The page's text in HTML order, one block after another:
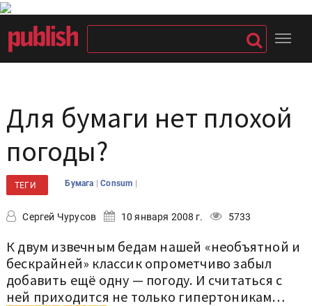
Для бумаги нет плохой
погоды?
ТЕГИ Бумага |Consum |
Сергей Чурусов 10 января 2008 г. 5733
К двум извечным бедам нашей «необъятной и
бескрайней» классик опрометчиво забыл
добавить ещё одну — погоду. И считаться с
ней приходится не только гипертоникам…